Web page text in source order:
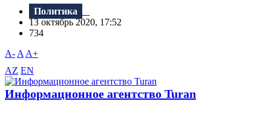
Политика
13 октябрь 2020, 17:52
734
A- A A+
AZ EN
Информационное агентство Turan